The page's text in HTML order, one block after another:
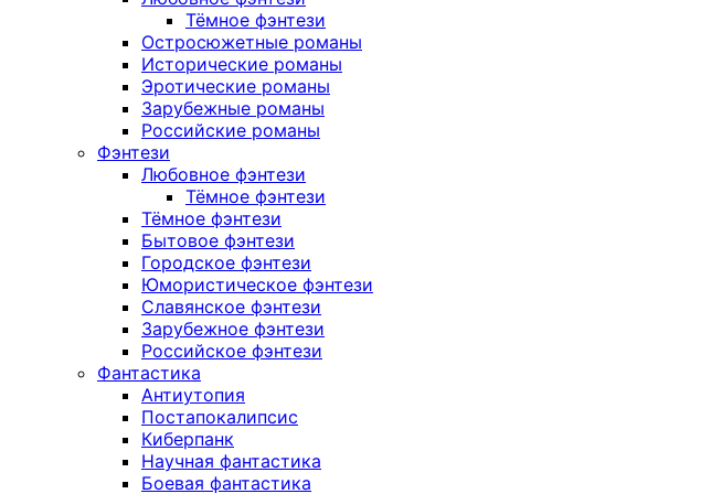
Тёмное фэнтези
Остросюжетные романы
Исторические романы
Эротические романы
Зарубежные романы
Российские романы
Фэнтези
Любовное фэнтези
Тёмное фэнтези
Тёмное фэнтези
Бытовое фэнтези
Городское фэнтези
Юмористическое фэнтези
Славянское фэнтези
Зарубежное фэнтези
Российское фэнтези
Фантастика
Антиутопия
Постапокалипсис
Киберпанк
Научная фантастика
Боевая фантастика